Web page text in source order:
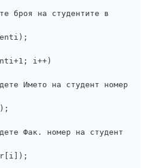
броя на студентите в
i++)
Името на студент номер
Фак. номер на студент